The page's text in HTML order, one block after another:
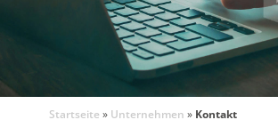
Startseite » Unternehmen » Kontakt